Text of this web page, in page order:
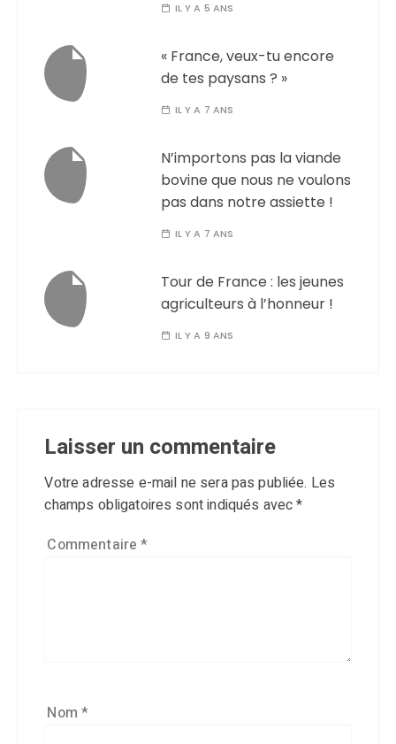
IL Y A 5 ANS
« France, veux-tu encore
de tes paysans ? »
IL Y A 7 ANS
N’importons pas la viande
bovine que nous ne voulons
pas dans notre assiette !
IL Y A 7 ANS
Tour de France : les jeunes
agriculteurs à l’honneur !
IL Y A 9 ANS
Laisser un commentaire
Votre adresse e-mail ne sera pas publiée. Les
champs obligatoires sont indiqués avec*
Commentaire*
Nom*